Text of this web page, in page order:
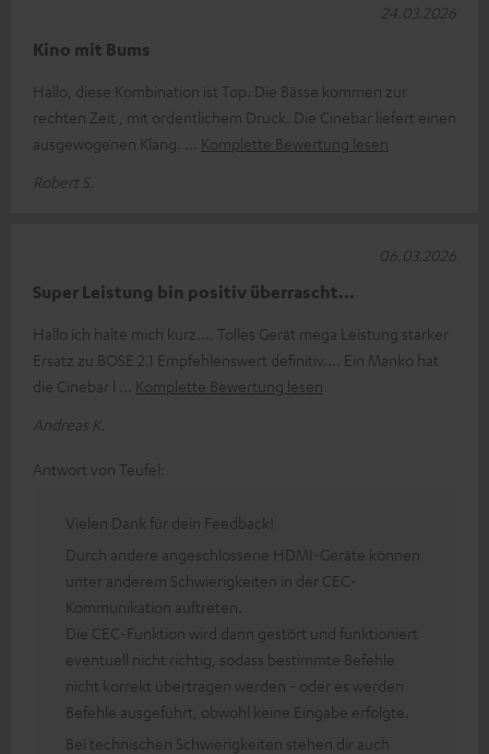
Kino mit Bums
Hallo, diese Kombination ist Top. Die Bässe kommen zur
rechten Zeit , mit ordentlichem Druck. Die Cinebar liefert einen
ausgewogenen Klang.
Komplette Bewertung lesen
Robert S.
24.03.2026
Super Leistung bin positiv überrascht...
Hallo ich halte mich kurz.... Tolles Gerät mega Leistung starker
Ersatz zu BOSE 2.1 Empfehlenswert definitiv.... Ein Manko hat
die Cinebar l
Komplette Bewertung lesen
Andreas K.
06.03.2026
Antwort von Teufel:
Vielen Dank für dein Feedback!
Durch andere angeschlossene HDMI-Geräte können
unter anderem Schwierigkeiten in der CEC-
Kommunikation auftreten.
Die CEC-Funktion wird dann gestört und funktioniert
eventuell nicht richtig, sodass bestimmte Befehle
nicht korrekt übertragen werden - oder es werden
Befehle ausgeführt, obwohl keine Eingabe erfolgte.
Bei technischen Schwierigkeiten stehen dir auch